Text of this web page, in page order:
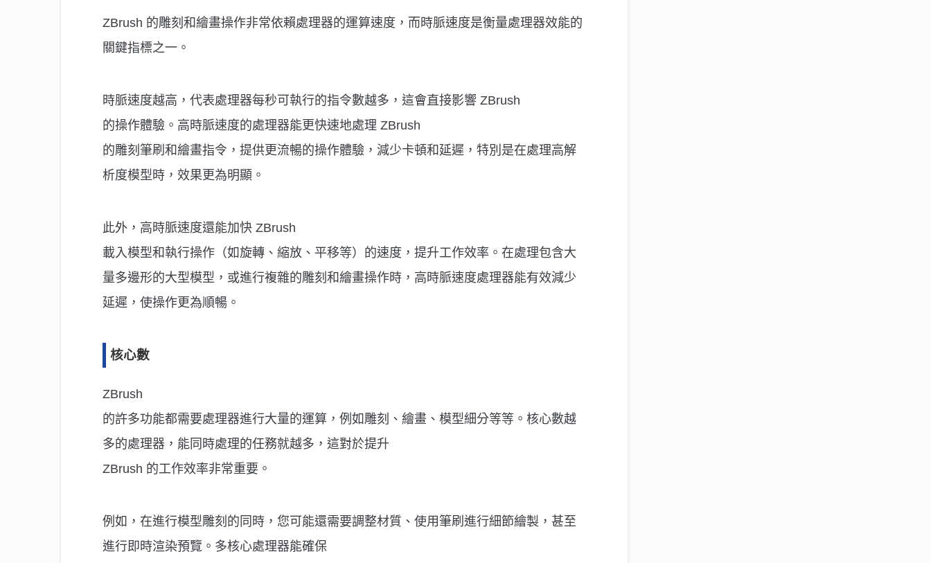
ZBrush 的雕刻和繪畫操作非常依賴處理器的運算速度，而時脈速度是衡量處理器效能的
關鍵指標之一。
時脈速度越高，代表處理器每秒可執行的指令數越多，這會直接影響 ZBrush
的操作體驗。高時脈速度的處理器能更快速地處理 ZBrush
的雕刻筆刷和繪畫指令，提供更流暢的操作體驗，減少卡頓和延遲，特別是在處理高解
析度模型時，效果更為明顯。
此外，高時脈速度還能加快 ZBrush
載入模型和執行操作（如旋轉、縮放、平移等）的速度，提升工作效率。在處理包含大
量多邊形的大型模型，或進行複雜的雕刻和繪畫操作時，高時脈速度處理器能有效減少
延遲，使操作更為順暢。
核心數
ZBrush
的許多功能都需要處理器進行大量的運算，例如雕刻、繪畫、模型細分等等。核心數越
多的處理器，能同時處理的任務就越多，這對於提升
ZBrush 的工作效率非常重要。
例如，在進行模型雕刻的同時，您可能還需要調整材質、使用筆刷進行細節繪製，甚至
進行即時渲染預覽。多核心處理器能確保